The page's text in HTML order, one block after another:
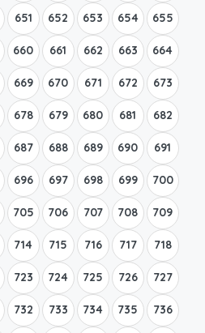
651 652 653 654 655
660 661 662 663 664
669 670 671 672 673
678 679 680 681 682
687 688 689 690 691
696 697 698 699 700
705 706 707 708 709
714 715 716 717 718
723 724 725 726 727
732 733 734 735 736